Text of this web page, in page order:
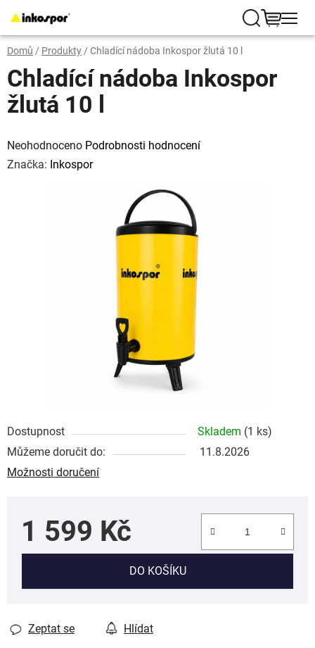
na
obsah
Hledat
Domů / Produkty/ Chladící nádoba Inkospor žlutá 10 l
Dostupnost Skladem (1 ks)
Můžeme doručit do:
11.8.2026
Možnosti doručení
1 599 Kč
DO KOŠÍKU
Zeptat se Hlídat
Chladící nádoba Inkospor
žlutá 10 l
hodnocení
produktu
je
0,0
Neohodnoceno Podrobnosti hodnocení
Značka: Inkospor